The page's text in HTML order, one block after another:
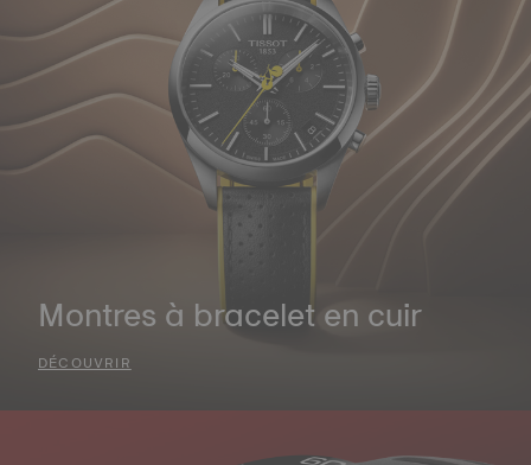
Montres à bracelet en cuir
DÉCOUVRIR